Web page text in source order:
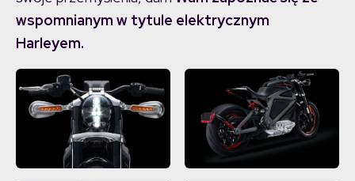
wspomnianym w tytule elektrycznym
Harleyem.